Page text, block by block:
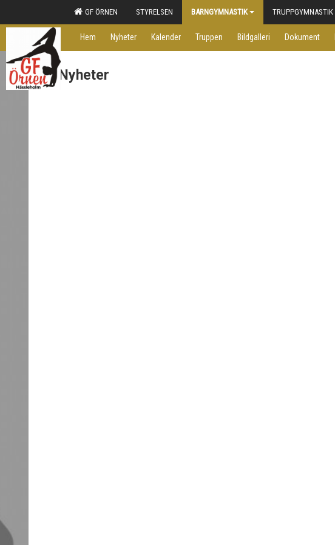
GF ÖRNEN STYRELSEN BARNGYMNASTIK TRUPPGYMNASTIK
Hem Nyheter Kalender Truppen Bildgalleri Dokument
Nyheter